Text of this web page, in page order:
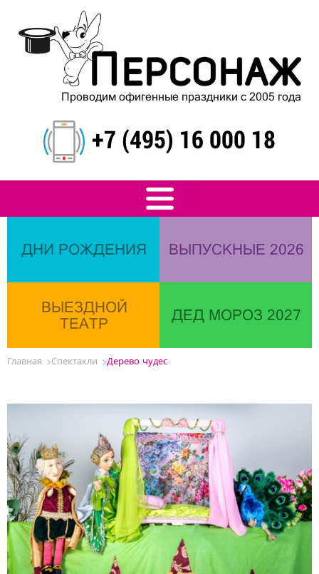
Проводим офигенные праздники с 2005 года
+7 (495) 16 000 18
ДНИ РОЖДЕНИЯ ВЫПУСКНЫЕ 2026
ВЫЕЗДНОЙ
ТЕАТР
ДЕД МОРОЗ 2027
Главная Спектакли Дерево чудес